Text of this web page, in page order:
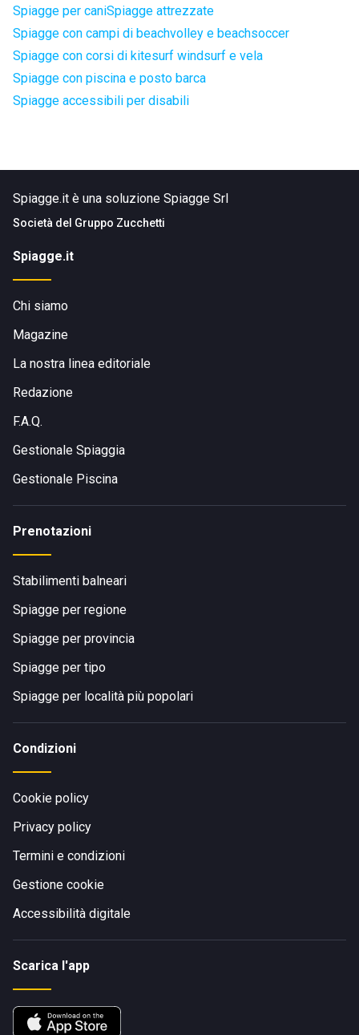
Spiagge per caniSpiagge attrezzate
Spiagge con campi di beachvolley e beachsoccer
Spiagge con corsi di kitesurf windsurf e vela
Spiagge con piscina e posto barca
Spiagge accessibili per disabili
Spiagge.it è una soluzione Spiagge Srl
Società del Gruppo Zucchetti
Spiagge.it
Chi siamo
Magazine
La nostra linea editoriale
Redazione
F.A.Q.
Gestionale Spiaggia
Gestionale Piscina
Prenotazioni
Stabilimenti balneari
Spiagge per regione
Spiagge per provincia
Spiagge per tipo
Spiagge per località più popolari
Condizioni
Cookie policy
Privacy policy
Termini e condizioni
Gestione cookie
Accessibilità digitale
Scarica l'app